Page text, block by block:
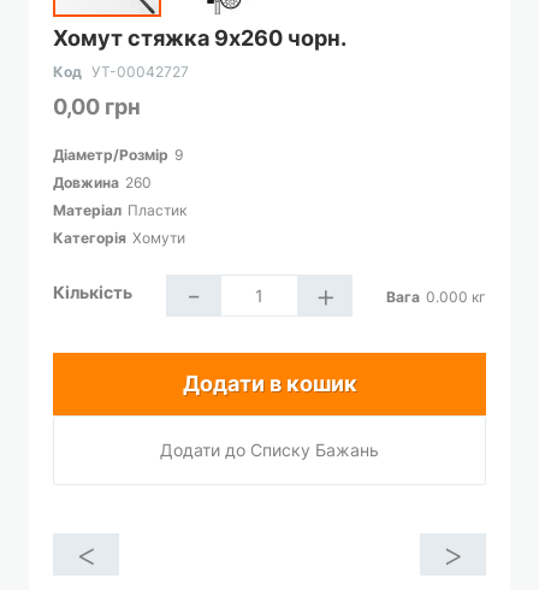
Хомут стяжка 9х260 чорн.
Код УТ-00042727
0,00 грн
Діаметр/Розмір 9
Довжина 260
Матеріал Пластик
Категорія Хомути
Кількість - + Вага 0.000 кг
Додати в кошик
Додати до Списку Бажань
Перейти
до
початку
зображень
< >